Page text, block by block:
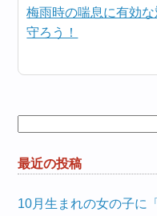
梅雨時の喘息に有効
守ろう！
最近の投稿
10月生まれの女の子に